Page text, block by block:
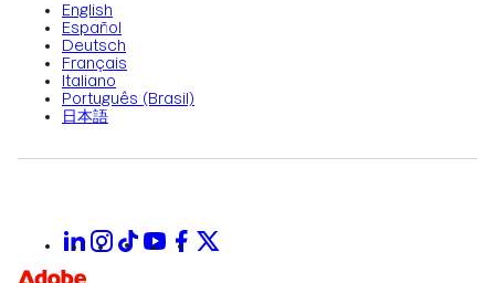
English
Español
Deutsch
Français
Italiano
Português (Brasil)
日本語